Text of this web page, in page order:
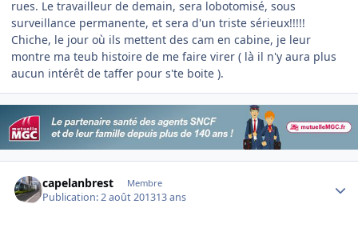
rues. Le travailleur de demain, sera lobotomisé, sous
surveillance permanente, et sera d'un triste sérieux!!!!!
Chiche, le jour où ils mettent des cam en cabine, je leur
montre ma teub histoire de me faire virer ( là il n'y aura plus
aucun intérêt de taffer pour s'te boite ).
capelanbrest Membre
Publication:2 août 201313 ans